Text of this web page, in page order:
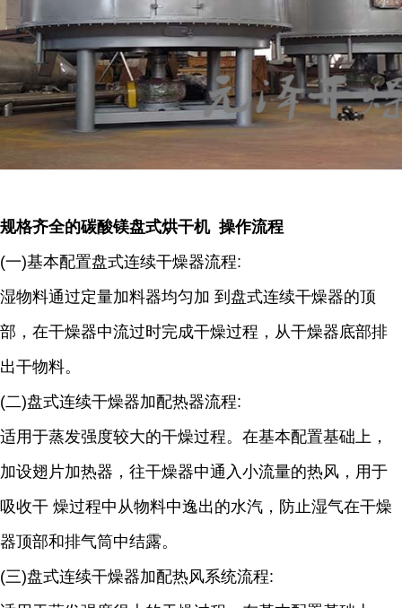
规格齐全的碳酸镁盘式烘干机 操作流程
(一)基本配置盘式连续干燥器流程:
湿物料通过定量加料器均匀加 到盘式连续干燥器的顶
部，在干燥器中流过时完成干燥过程，从干燥器底部排
出干物料。
(二)盘式连续干燥器加配热器流程:
适用于蒸发强度较大的干燥过程。在基本配置基础上，
加设翅片加热器，往干燥器中通入小流量的热风，用于
吸收干 燥过程中从物料中逸出的水汽，防止湿气在干燥
器顶部和排气筒中结露。
(三)盘式连续干燥器加配热风系统流程: